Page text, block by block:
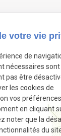
34 53
votre vie
de
nécessaires
pas être
les cookies de
vos
en cliquant
noter que la
du